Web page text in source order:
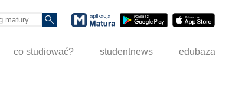
co studiować? studentnews edubaza